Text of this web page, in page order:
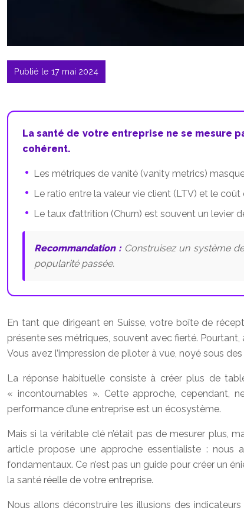
Publié le 17 mai 2024
La santé de votre entreprise ne se mesure
cohérent.
Les métriques de vanité (vanity metrics)
Le ratio entre la valeur vie client (LTV) et le
Le taux d’attrition (Churn) est souvent un levier
Recommandation :Construisez un système
popularité passée.
En tant que dirigeant en Suisse, votre boîte de
présente ses métriques, souvent avec fierté.
Vous avez l’impression de piloter à vue, noyé sous
La réponse habituelle consiste à créer plus de
« incontournables ». Cette approche, cependant,
performance d’une entreprise est un écosystème.
Mais si la véritable clé n’était pas de mesurer plus,
article propose une approche essentialiste : nous
fondamentaux. Ce n’est pas un guide pour créer un
la santé réelle de votre entreprise.
Nous allons déconstruire les illusions des